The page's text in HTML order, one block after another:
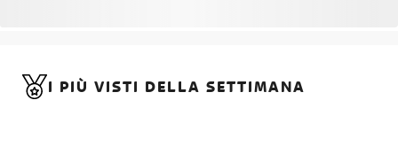
I PIÙ VISTI DELLA SETTIMANA